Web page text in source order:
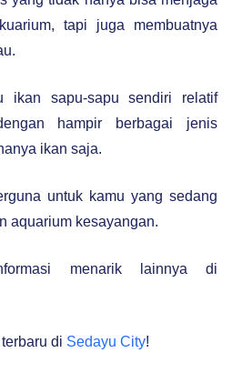
tapi juga membuatnya
ikan sapu-sapu sendiri relatif
hampir berbagai jenis
ikan saja.
untuk kamu yang sedang
aquarium kesayangan.
menarik lainnya di
di Sedayu City!